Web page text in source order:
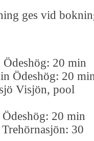
ges vid
20 min
Ödeshög: 20
Visjön, pool
20 min
30